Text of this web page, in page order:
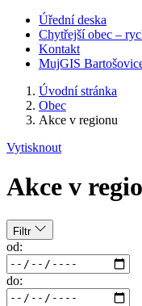
Úřední deska
Chytřejší obec –
Kontakt
MujGIS
Úvodní stránka
Obec
Akce v regionu
Vytisknout
Akce v
Filtr
od:
do: